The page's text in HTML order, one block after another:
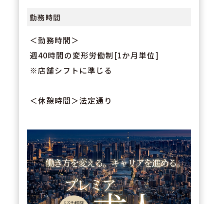
勤務時間
＜勤務時間＞
週40時間の変形労働制[1か月単位]
※店舗シフトに準じる
＜休憩時間＞法定通り